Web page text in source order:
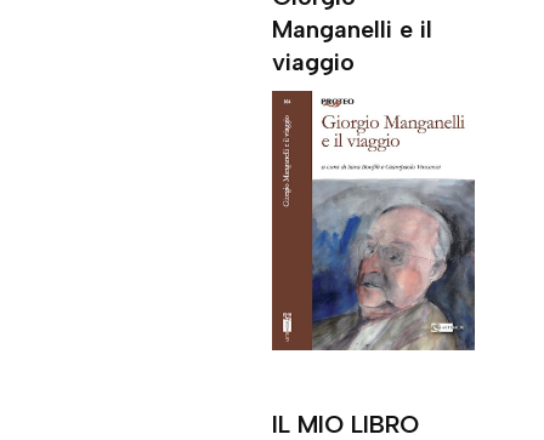
Manganelli e il
viaggio
IL MIO LIBRO